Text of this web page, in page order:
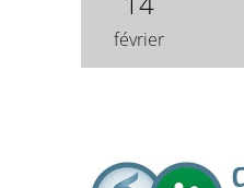
février